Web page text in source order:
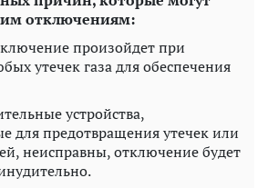
отключениям:
произойдет при
утечек газа для обеспечения
устройства,
для предотвращения утечек или
неисправны, отключение будет